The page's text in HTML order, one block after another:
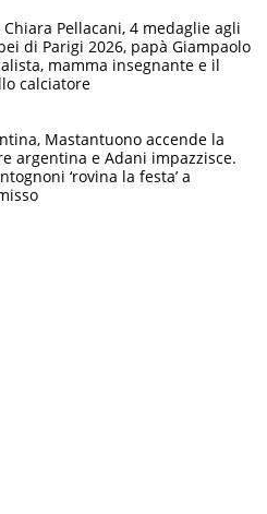
Chiara Pellacani, 4 medaglie agli
di Parigi 2026, papà Giampaolo
mamma insegnante e il
calciatore
Mastantuono accende la
argentina e Adani impazzisce.
‘rovina la festa’ a